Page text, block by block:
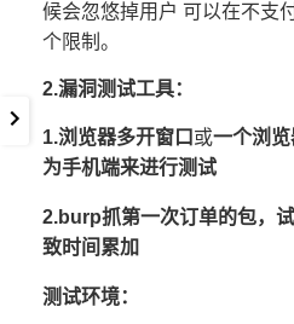
候会忽悠掉用户 可以在不支
个限制。
2.漏洞测试工具：
1.浏览器多开窗口 或一个浏
为手机端来进行测试
2.burp抓第一次订单的包，
致时间累加
测试环境：